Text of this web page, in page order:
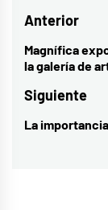
de
entradas
Anterior
Entrada
anterior:
Magnífica
la galería de
Siguiente
Entrada
La